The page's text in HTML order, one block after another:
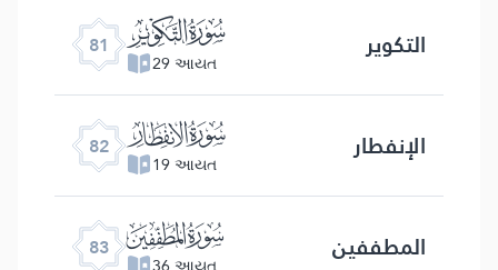
81 ﯾ
29 આયત التكویر
82 ﯿ
19 આયત الإنفطار
83 ﰀ المطففین